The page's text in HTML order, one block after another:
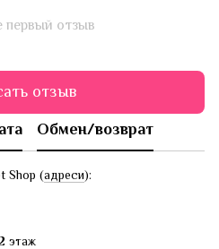
первый отзыв
отзыв
Обмен/возврат
Shop (адреси):
этаж